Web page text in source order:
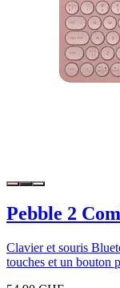
Pebble 2
Clavier et souris
touches et un bouton